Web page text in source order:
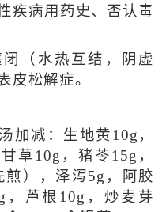
疾病用药史、否认毒
（水热互结，阴虚
皮松解症。
加减：生地黄10g，
草10g，猪苓15g，
），泽泻5g，阿胶
，芦根10g，炒麦芽